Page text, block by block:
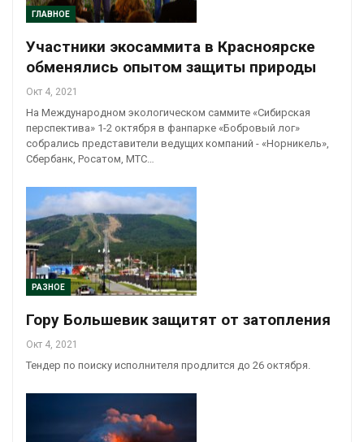
ГЛАВНОЕ
Участники экосаммита в Красноярске
обменялись опытом защиты природы
Окт 4, 2021
На Международном экологическом саммите «Сибирская
перспектива» 1-2 октября в фанпарке «Бобровый лог»
собрались представители ведущих компаний - «Норникель»,
Сбербанк, Росатом, МТС…
РАЗНОЕ
Гору Большевик защитят от затопления
Окт 4, 2021
Тендер по поиску исполнителя продлится до 26 октября.